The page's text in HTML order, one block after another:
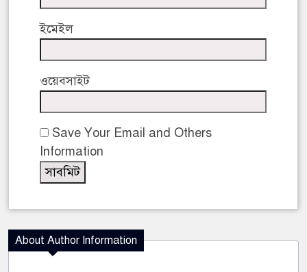
ইমেইল
ওয়েবসাইট
Save Your Email and Others
Information
About Author Information